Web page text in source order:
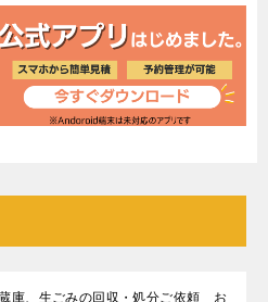
蔵庫、生ごみの回収・処分ご依頼 お